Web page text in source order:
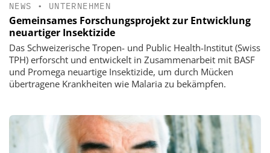
NEWS • UNTERNEHMEN
Gemeinsames Forschungsprojekt zur Entwicklung
neuartiger Insektizide
Das Schweizerische Tropen- und Public Health-Institut (Swiss
TPH) erforscht und entwickelt in Zusammenarbeit mit BASF
und Promega neuartige Insektizide, um durch Mücken
übertragene Krankheiten wie Malaria zu bekämpfen.